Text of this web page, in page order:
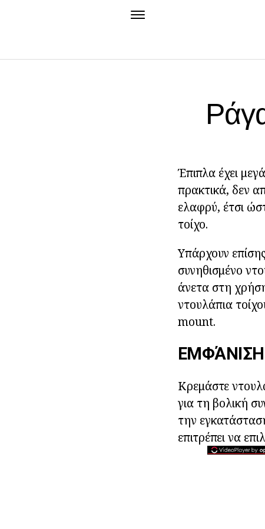
Έπιπλα έχει
πρακτικά, δεν
ελαφρύ, έτσι
τοίχο.
Υπάρχουν
συνηθισμένο
άνετα στη
ντουλάπια
mount.
ΕΜΦΆΝΙΣΗ
Κρεμάστε
για τη βολική
την
επιτρέπει να